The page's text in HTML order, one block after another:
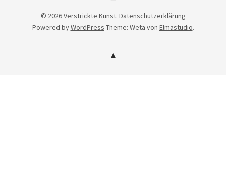
Instagram
© 2026Verstrickte Kunst. Datenschutzerklärung
Powered byWordPress Theme: Weta von Elmastudio.